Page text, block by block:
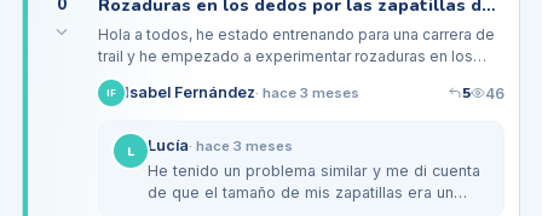
0 Rozaduras en los dedos por las zapatillas de trail: cómo solucionarlo
Hola a todos, he estado entrenando para una carrera de
trail y he empezado a experimentar rozaduras en los
dedos de los pies debido a mis zapatillas. Aunque son
unas zapatillas de…
IF Isabel Fernández· hace 3 meses 5 46
L Lucía· hace 3 meses
He tenido un problema similar y me di cuenta
de que el tamaño de mis zapatillas era un